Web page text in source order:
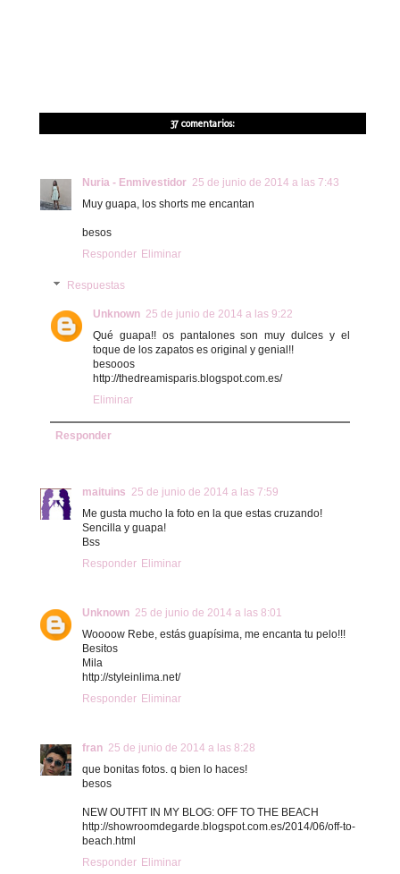
37 comentarios:
Nuria - Enmivestidor 25 de junio de 2014 a las 7:43
Muy guapa, los shorts me encantan
besos
Responder Eliminar
Respuestas
Unknown 25 de junio de 2014 a las 9:22
Qué guapa!! os pantalones son muy dulces y el
toque de los zapatos es original y genial!!
besooos
http://thedreamisparis.blogspot.com.es/
Eliminar
Responder
maituins 25 de junio de 2014 a las 7:59
Me gusta mucho la foto en la que estas cruzando!
Sencilla y guapa!
Bss
Responder Eliminar
Unknown 25 de junio de 2014 a las 8:01
Woooow Rebe, estás guapísima, me encanta tu pelo!!!
Besitos
Mila
http://styleinlima.net/
Responder Eliminar
fran 25 de junio de 2014 a las 8:28
que bonitas fotos. q bien lo haces!
besos
NEW OUTFIT IN MY BLOG: OFF TO THE BEACH
http://showroomdegarde.blogspot.com.es/2014/06/off-to-
beach.html
Responder Eliminar